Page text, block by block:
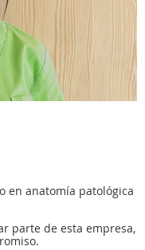
en anatomía patológica
parte de esta empresa,